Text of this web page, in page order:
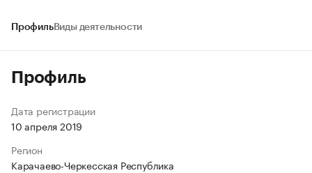
ПрофильВиды деятельности
Профиль
Дата регистрации
10 апреля 2019
Регион
Карачаево-Черкесская Республика